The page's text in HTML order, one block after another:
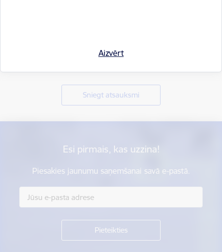
Aizvērt
Sniegt atsauksmi
Esi pirmais, kas uzzina!
Piesakies jaunumu saņemšanai savā e-pastā.